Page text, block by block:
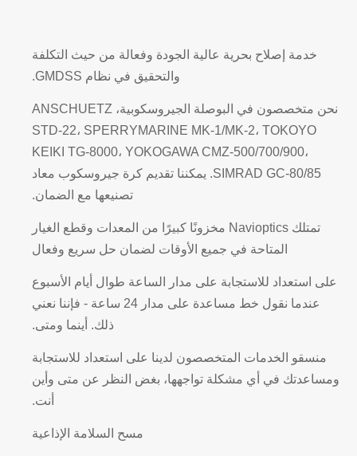
خدمة إصلاح بحرية عالية الجودة وفعالة من حيث التكلفة
والتحقيق في نظام GMDSS.
نحن متخصصون في البوصلة الجيروسكوبية، ANSCHUETZ
STD-22، SPERRYMARINE MK-1/MK-2، TOKOYO
KEIKI TG-8000، YOKOGAWA CMZ-500/700/900،
SIMRAD GC-80/85. يمكننا تقديم كرة جيروسكوب معاد
تصنيعها مع الضمان.
تمتلك Navioptics مخزونًا كبيرًا من المعدات وقطع الغيار
المتاحة في جميع الأوقات لضمان حل سريع وفعال
على استعداد للاستجابة على مدار الساعة طوال أيام الأسبوع
عندما نقول خط مساعدة على مدار 24 ساعة - فإننا نعني
ذلك. أينما ومتى.
منسقو الخدمات المتخصصون لدينا على استعداد للاستجابة
ومساعدتك في أي مشكلة تواجهها، بغض النظر عن متى وأين
أنت.
مسح السلامة الإذاعية